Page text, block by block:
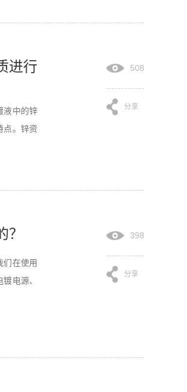
进行
液中的锌
点。锌资
508
分享
们在使用
电源、
398
分享